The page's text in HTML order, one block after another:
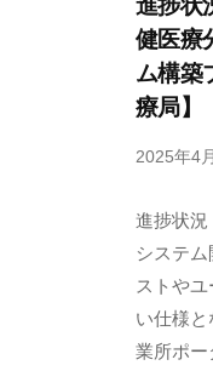
進捗状
健医療
ム構築
療局】
2025年4
進捗状況
システ
ストや
い仕様
業所ポー